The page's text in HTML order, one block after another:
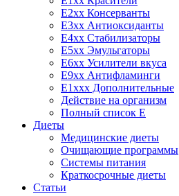
E2xx Консерванты
E3xx Антиоксиданты
E4xx Стабилизаторы
E5xx Эмульгаторы
E6xx Усилители вкуса
E9xx Антифламинги
E1xxx Дополнительные
Действие на организм
Полный список E
Диеты
Медицинские диеты
Очищающие программы
Системы питания
Краткосрочные диеты
Статьи